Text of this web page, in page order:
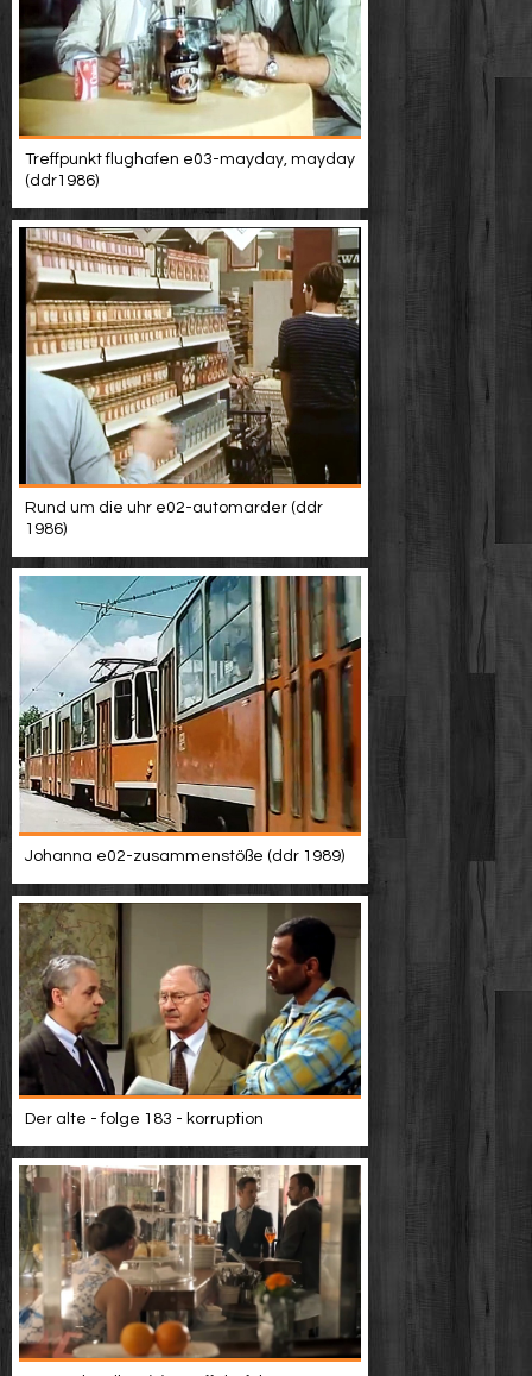
Treffpunkt flughafen e03-mayday, mayday
(ddr1986)
Rund um die uhr e02-automarder (ddr
1986)
Johanna e02-zusammenstöße (ddr 1989)
Der alte - folge 183 - korruption